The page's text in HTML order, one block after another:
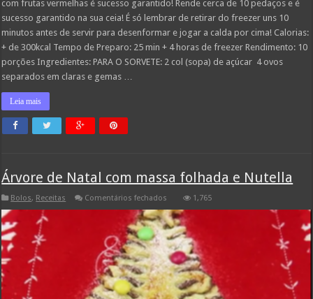
com frutas vermelhas é sucesso garantido! Rende cerca de 10 pedaços e é
sucesso garantido na sua ceia! É só lembrar de retirar do freezer uns 10
minutos antes de servir para desenformar e jogar a calda por cima! Calorias:
+ de 300kcal Tempo de Preparo: 25 min + 4 horas de freezer Rendimento: 10
porções Ingredientes: PARA O SORVETE: 2 col (sopa) de açúcar 4 ovos
separados em claras e gemas …
Leia mais
Árvore de Natal com massa folhada e Nutella
Bolos, Receitas Comentários fechados
de
Natal
com
massa
folhada
e
Nutella
1,765